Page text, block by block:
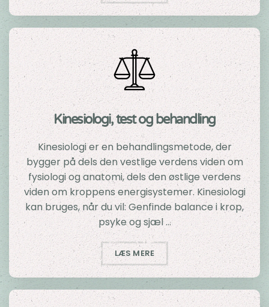
Kinesiologi, test og behandling
Kinesiologi er en behandlingsmetode, der
bygger på dels den vestlige verdens viden om
fysiologi og anatomi, dels den østlige verdens
viden om kroppens energisystemer. Kinesiologi
kan bruges, når du vil: Genfinde balance i krop,
psyke og sjæl …
LÆS MERE